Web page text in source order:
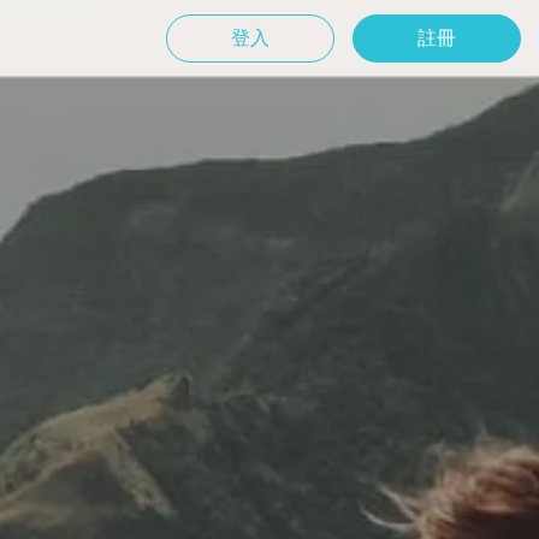
登入 註冊